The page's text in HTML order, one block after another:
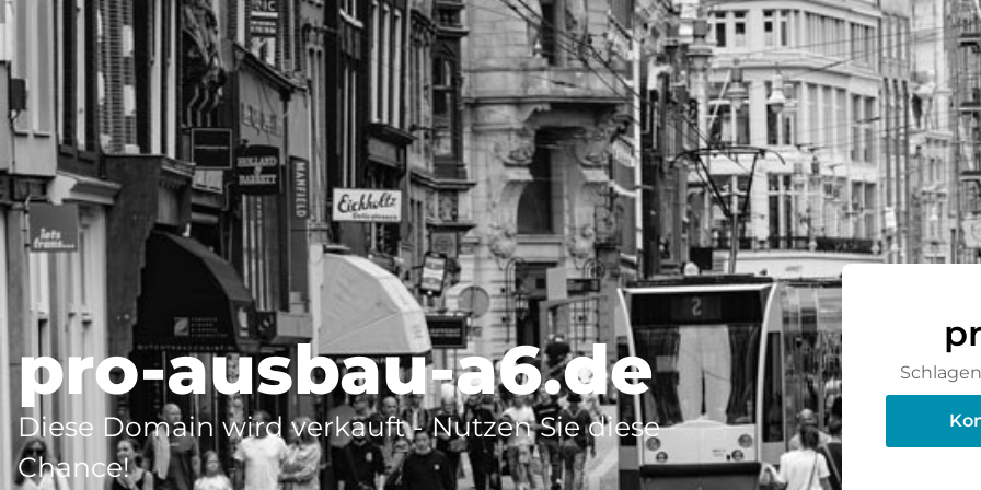
pro-ausbau-a6.de
Diese Domain wird verkauft - Nutzen Sie diese
Chance!